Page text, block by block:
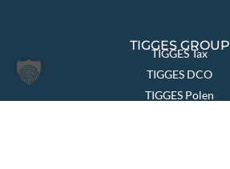
TIGGES GROUP
TIGGES Tax
TIGGES DCO
TIGGES Polen